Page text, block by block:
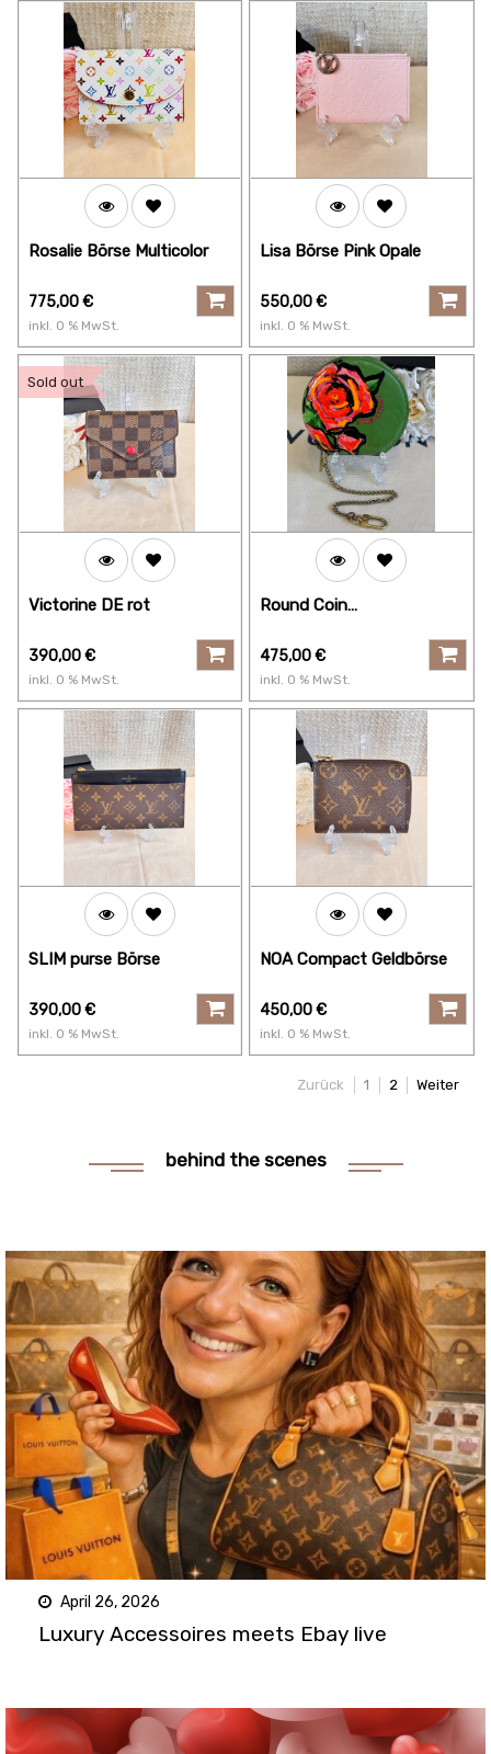
Rosalie Börse Multicolor
775,00€
inkl. 0 % MwSt.
Lisa Börse Pink Opale
550,00€
inkl. 0 % MwSt.
Sold out
Victorine DE rot
390,00€
inkl. 0 % MwSt.
Round Coin
Stephen Sprouse
475,00€
inkl. 0 % MwSt.
SLIM purse Börse
390,00€
inkl. 0 % MwSt.
NOA Compact Geldbörse
450,00€
inkl. 0 % MwSt.
Zurück 1 2 Weiter
behind the scenes
April 26, 2026
Luxury Accessoires meets Ebay live